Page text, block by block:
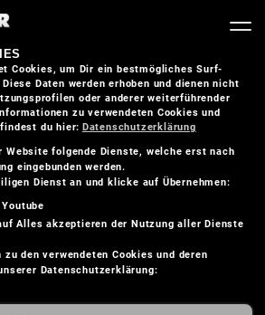
Cookies, um Dir ein bestmögliches Surf-
Daten werden erhoben und dienen nicht
oder anderer weiterführender
zu verwendeten Cookies und
du hier: Datenschutzerklärung
Website folgende Dienste, welche erst nach
eingebunden werden.
Dienst an und klicke auf Übernehmen:
Alles akzeptieren der Nutzung aller Dienste
den verwendeten Cookies und deren
Datenschutzerklärung: